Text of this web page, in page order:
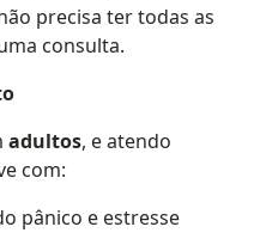
precisa ter todas as
consulta.
adultos, e atendo
com:
pânico e estresse